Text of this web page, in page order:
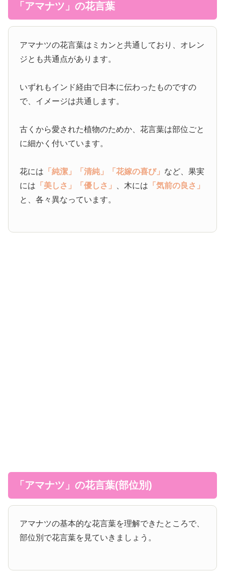
「アマナツ」の花言葉
アマナツの花言葉はミカンと共通しており、オレン
ジとも共通点があります。
いずれもインド経由で日本に伝わったものですの
で、イメージは共通します。
古くから愛された植物のためか、花言葉は部位ごと
に細かく付いています。
花には 「純潔」 「清純」 「花嫁の喜び」 など、果実
には 「美しさ」 「優しさ」 、木には 「気前の良さ」
と、各々異なっています。
「アマナツ」の花言葉(部位別)
アマナツの基本的な花言葉を理解できたところで、
部位別で花言葉を見ていきましょう。